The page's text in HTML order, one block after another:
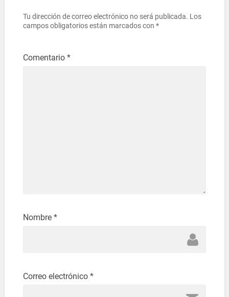
Tu dirección de correo electrónico no será publicada. Los
campos obligatorios están marcados con *
Comentario *
Nombre *
Correo electrónico *